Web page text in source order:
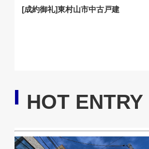
[成約御礼]東村山市中古戸建
HOT ENTRY